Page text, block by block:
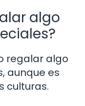
algo
regalar algo
aunque es
culturas.